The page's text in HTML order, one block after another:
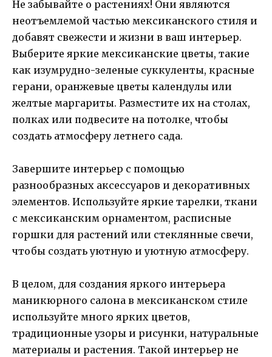
Не забывайте о растениях! Они являются
неотъемлемой частью мексиканского стиля и
добавят свежести и жизни в ваш интерьер.
Выберите яркие мексиканские цветы, такие
как изумрудно-зеленые суккуленты, красные
герани, оранжевые цветы календулы или
желтые маргариты. Разместите их на столах,
полках или подвесите на потолке, чтобы
создать атмосферу летнего сада.
Завершите интерьер с помощью
разнообразных аксессуаров и декоративных
элементов. Используйте яркие тарелки, ткани
с мексиканским орнаментом, расписные
горшки для растений или стеклянные свечи,
чтобы создать уютную и уютную атмосферу.
В целом, для создания яркого интерьера
маникюрного салона в мексиканском стиле
используйте много ярких цветов,
традиционные узоры и рисунки, натуральные
материалы и растения. Такой интерьер не